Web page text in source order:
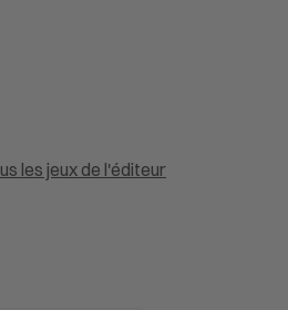
les jeux de l'éditeur